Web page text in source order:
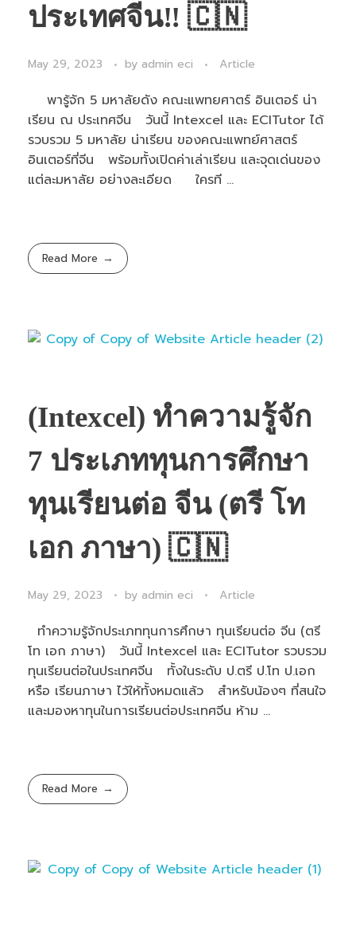
ประเทศจีน‼ 🇨🇳
May 29, 2023 by admin eci Article
พารู้จัก 5 มหาลัยดัง คณะแพทยศาตร์ อินเตอร์ น่า
เรียน ณ ประเทศจีน วันนี้ Intexcel และ ECITutor ได้
รวบรวม 5 มหาลัย น่าเรียน ของคณะแพทย์ศาสตร์
อินเตอร์ที่จีน พร้อมทั้งเปิดค่าเล่าเรียน และจุดเด่นของ
แต่ละมหาลัย อย่างละเอียด ใครที ...
Read More
(Intexcel) ทำความรู้จัก
7 ประเภททุนการศึกษา
ทุนเรียนต่อ จีน (ตรี โท
เอก ภาษา) 🇨🇳
May 29, 2023 by admin eci Article
ทำความรู้จักประเภททุนการศึกษา ทุนเรียนต่อ จีน (ตรี
โท เอก ภาษา) วันนี้ Intexcel และ ECITutor รวบรวม
ทุนเรียนต่อในประเทศจีน ทั้งในระดับ ป.ตรี ป.โท ป.เอก
หรือ เรียนภาษา ไว้ให้ทั้งหมดแล้ว สำหรับน้องๆ ที่สนใจ
และมองหาทุนในการเรียนต่อประเทศจีน ห้าม ...
Read More